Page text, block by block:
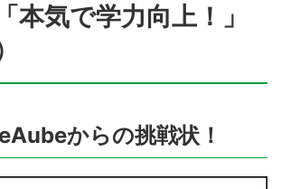
本気で学力向上！」
からの挑戦状！